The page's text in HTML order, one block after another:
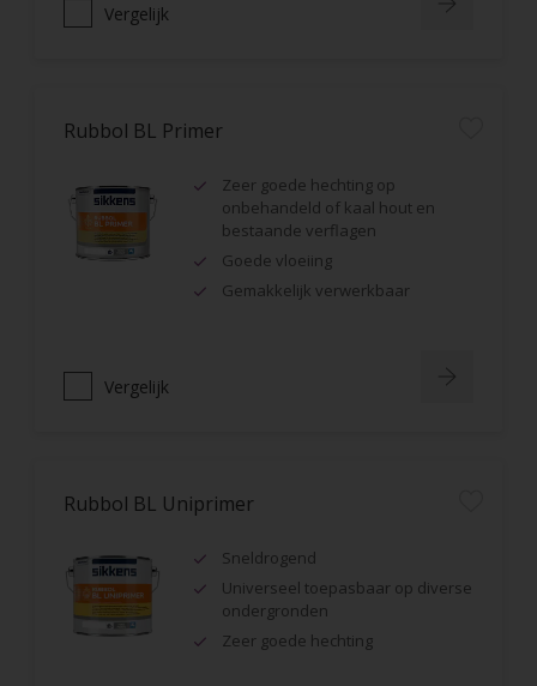
Vergelijk
Rubbol BL Primer
Zeer goede hechting op
onbehandeld of kaal hout en
bestaande verflagen
Goede vloeiing
Gemakkelijk verwerkbaar
Vergelijk
Rubbol BL Uniprimer
Sneldrogend
Universeel toepasbaar op diverse
ondergronden
Zeer goede hechting